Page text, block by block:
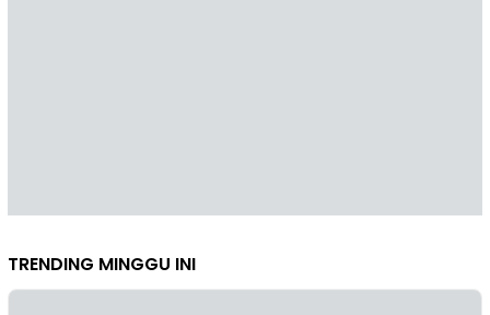
TRENDING MINGGU INI